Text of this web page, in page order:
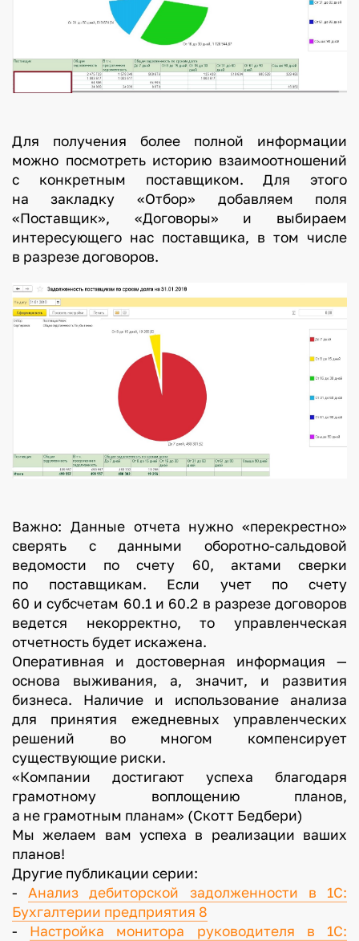
Для получения более полной информации
можно посмотреть историю взаимоотношений
с конкретным поставщиком. Для этого
на закладку «Отбор» добавляем поля
«Поставщик», «Договоры» и выбираем
интересующего нас поставщика, в том числе
в разрезе договоров.
Важно: Данные отчета нужно «перекрестно»
сверять с данными оборотно-сальдовой
ведомости по счету 60, актами сверки
по поставщикам. Если учет по счету
60 и субсчетам 60.1 и 60.2 в разрезе договоров
ведется некорректно, то управленческая
отчетность будет искажена.
Оперативная и достоверная информация —
основа выживания, а, значит, и развития
бизнеса. Наличие и использование анализа
для принятия ежедневных управленческих
решений во многом компенсирует
существующие риски.
«Компании достигают успеха благодаря
грамотному воплощению планов,
а не грамотным планам» (Скотт Бедбери)
Мы желаем вам успеха в реализации ваших
планов!
Другие публикации серии:
-Анализ дебиторской задолженности в 1С:
Бухгалтерии предприятия 8
- Настройка монитора руководителя в 1С: